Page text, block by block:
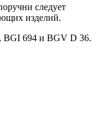
следует
изделий.
BGI 694 и BGV D 36.